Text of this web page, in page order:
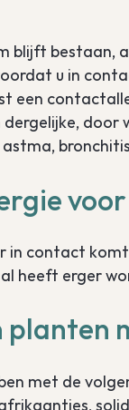
blijft bestaan,
u in
een
in contact
heeft erger
planten
met de